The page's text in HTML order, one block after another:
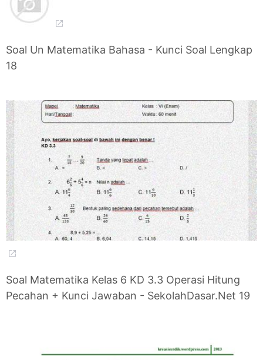
Soal Un Matematika Bahasa - Kunci Soal Lengkap
18
Soal Matematika Kelas 6 KD 3.3 Operasi Hitung
Pecahan + Kunci Jawaban - SekolahDasar.Net 19